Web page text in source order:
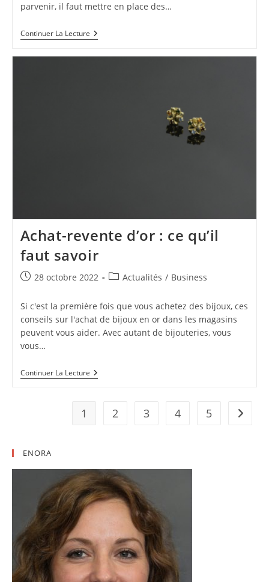
parvenir, il faut mettre en place des…
Continuer La LectureAugmentez
Vos
Achat-revente d’or : ce qu’il
faut savoir
Publication
28 octobre 2022
PostActualités / Business
Si c'est la première fois que vous achetez des bijoux, ces
conseils sur l'achat de bijoux en or dans les magasins
peuvent vous aider. Avec autant de bijouteries, vous
vous…
Continuer La LectureAchat-
Revente
1 2 3 4 5 Aller à
ENORA